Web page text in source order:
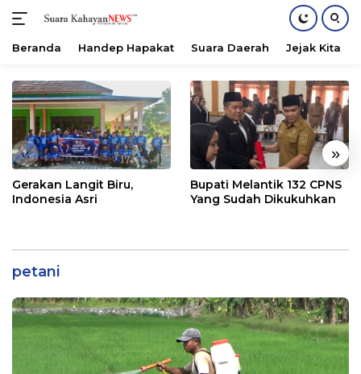
konten
Beranda Handep Hapakat Suara Daerah Jejak Kita
« »
Gerakan Langit Biru,
Indonesia Asri
Bupati Melantik 132 CPNS
Yang Sudah Dikukuhkan
petani